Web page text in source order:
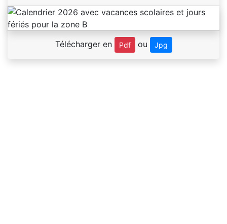
Télécharger en Pdf ou Jpg